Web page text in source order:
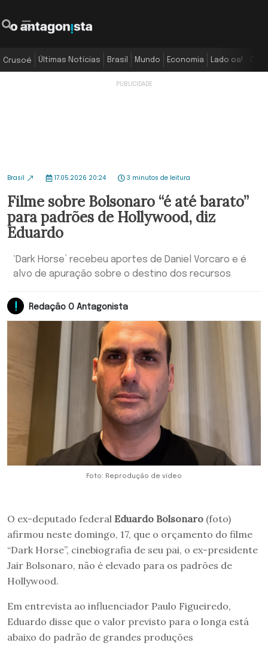
Crusoé Últimas Notícias Brasil Mundo Economia Lado oa!
Brasil 17.05.2026 20:24 3 minutos de leitura
Filme sobre Bolsonaro “é até barato”
para padrões de Hollywood, diz
Eduardo
‘Dark Horse’ recebeu aportes de Daniel Vorcaro e é
alvo de apuração sobre o destino dos recursos
Redação O Antagonista
Foto: Reprodução de vídeo
O ex-deputado federal Eduardo Bolsonaro (foto)
afirmou neste domingo, 17, que o orçamento do filme
“Dark Horse”, cinebiografia de seu pai, o ex-presidente
Jair Bolsonaro, não é elevado para os padrões de
Hollywood.
Em entrevista ao influenciador Paulo Figueiredo,
Eduardo disse que o valor previsto para o longa está
abaixo do padrão de grandes produções